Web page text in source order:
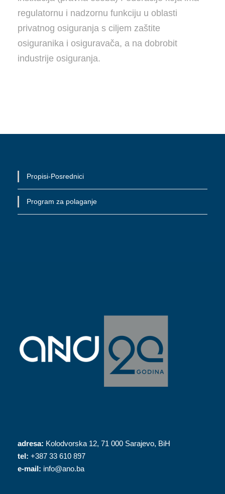
regulatornu i nadzornu funkciju u oblasti
privatnog osiguranja s ciljem zaštite
osiguranika i osiguravača, a na dobrobit
industrije osiguranja.
Propisi-Posrednici
Program za polaganje
adresa: Kolodvorska 12, 71 000 Sarajevo, BiH
tel: +387 33 610 897
e-mail: info@ano.ba